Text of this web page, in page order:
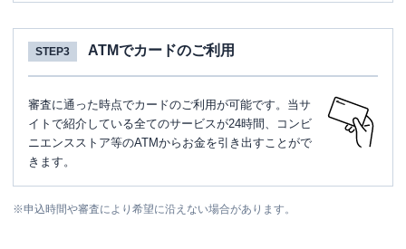
STEP3 ATMでカードのご利用
審査に通った時点でカードのご利用が可能です。当サ
イトで紹介している全てのサービスが24時間、コンビ
ニエンスストア等のATMからお金を引き出すことがで
きます。
※申込時間や審査により希望に沿えない場合があります。